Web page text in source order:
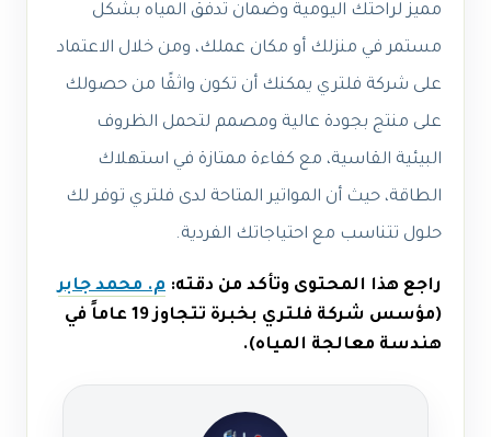
مميز لراحتك اليومية وضمان تدفق المياه بشكل
مستمر في منزلك أو مكان عملك، ومن خلال الاعتماد
على شركة فلتري يمكنك أن تكون واثقًا من حصولك
على منتج بجودة عالية ومصمم لتحمل الظروف
البيئية القاسية، مع كفاءة ممتازة في استهلاك
الطاقة، حيث أن المواتير المتاحة لدى فلتري توفر لك
حلول تتناسب مع احتياجاتك الفردية.
راجع هذا المحتوى وتأكد من دقته: م. محمد جابر
(مؤسس شركة فلتري بخبرة تتجاوز 19 عاماً في
هندسة معالجة المياه).